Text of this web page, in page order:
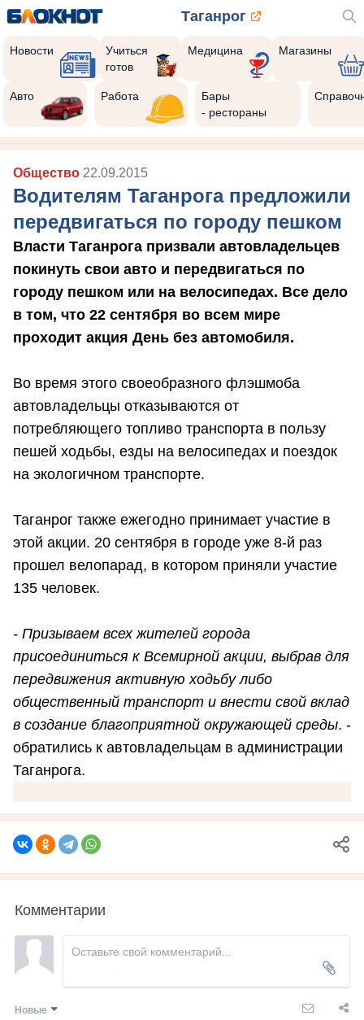
Таганрог
Новости
Учиться
готов
Медицина Магазины
Авто Работа
Бары
- рестораны
Общество 22.09.2015
Водителям Таганрога предложили
передвигаться по городу пешком
Власти Таганрога призвали автовладельцев
покинуть свои авто и передвигаться по
городу пешком или на велосипедах. Все дело
в том, что 22 сентября во всем мире
проходит акция День без автомобиля.
Во время этого своеобразного флэшмоба
автовладельцы отказываются от
потребляющего топливо транспорта в пользу
пешей ходьбы, езды на велосипедах и поездок
на экологичном транспорте.
Таганрог также ежегодно принимает участие в
этой акции. 20 сентября в городе уже 8-й раз
прошел велопарад, в котором приняли участие
135 человек.
- Призываем всех жителей города
присоединиться к Всемирной акции, выбрав для
передвижения активную ходьбу либо
общественный транспорт и внести свой вклад
в создание благоприятной окружающей среды. -
обратились к автовладельцам в администрации
Таганрога.
Комментарии
Новые